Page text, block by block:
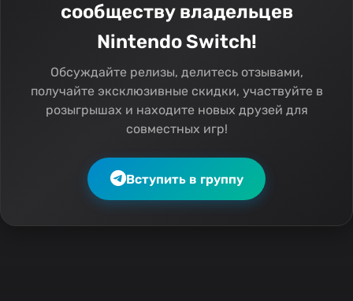
сообществу владельцев
Nintendo Switch!
Обсуждайте релизы, делитесь отзывами,
получайте эксклюзивные скидки, участвуйте в
розыгрышах и находите новых друзей для
совместных игр!
Вступить в группу